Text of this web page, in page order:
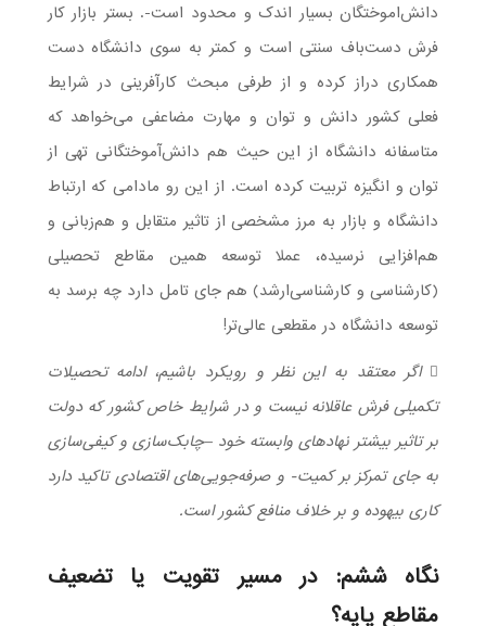
دانش‌اموختگان بسیار اندک و محدود است-. بستر بازار کار
فرش دست‌باف سنتی است و کمتر به سوی دانشگاه دست
همکاری دراز کرده و از طرفی مبحث کارآفرینی در شرایط
فعلی کشور دانش و توان و مهارت مضاعفی می‌خواهد که
متاسفانه دانشگاه از این حیث هم دانش‌آموختگانی تهی از
توان و انگیزه تربیت کرده است. از این رو مادامی که ارتباط
دانشگاه و بازار به مرز مشخصی از تاثیر متقابل و هم‌زبانی و
هم‌افزایی نرسیده، عملا توسعه همین مقاطع تحصیلی
(کارشناسی و کارشناسی‌ارشد) هم جای تامل دارد چه برسد به
توسعه دانشگاه در مقطعی عالی‌تر!
 اگر معتقد به این نظر و رویکرد باشیم، ادامه تحصیلات
تکمیلی فرش عاقلانه نیست و در شرایط خاص کشور که دولت
بر تاثیر بیشتر نهادهای وابسته خود –چابک‌سازی و کیفی‌سازی
به جای تمرکز بر کمیت- و صرفه‌جویی‌های اقتصادی تاکید دارد
کاری بیهوده و بر خلاف منافع کشور است.
نگاه ششم: در مسیر تقویت یا تضعیف
مقاطع پایه؟